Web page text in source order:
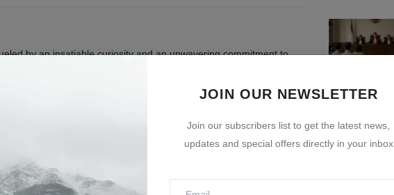
JOIN OUR NEWSLETTER
Join our subscribers list to get the latest news,
updates and special offers directly in your inbox
by an insatiable curiosity and an unwavering commitment to
pursuit of stories, I strive to deliver timely and accurate
readers.